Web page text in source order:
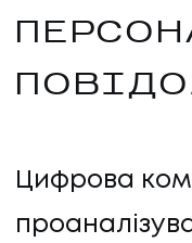
Цифрова